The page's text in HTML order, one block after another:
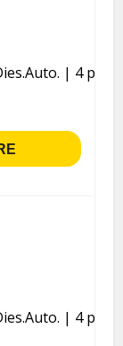
Auto.
4 p.
Auto.
4 p.